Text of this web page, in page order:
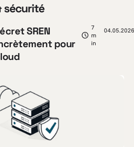
sécurité
SREN
pour
7
m
in